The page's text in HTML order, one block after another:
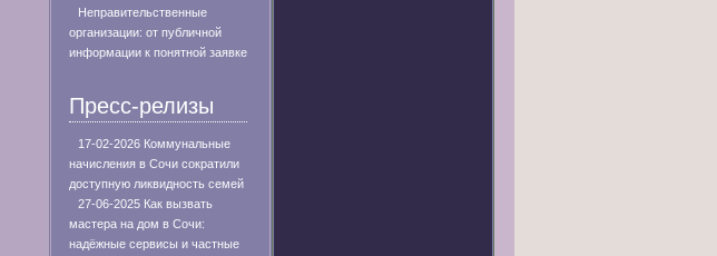
Неправительственные
организации: от публичной
информации к понятной заявке
Пресс-релизы
17-02-2026 Коммунальные
начисления в Сочи сократили
доступную ликвидность семей
27-06-2025 Как вызвать
мастера на дом в Сочи:
надёжные сервисы и частные